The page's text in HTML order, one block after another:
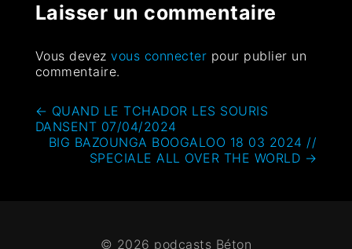
Laisser un commentaire
Vous devezvous connecter pour publier un
commentaire.
← QUAND LE TCHADOR LES SOURIS
DANSENT 07/04/2024
BIG BAZOUNGA BOOGALOO 18 03 2024 //
SPECIALE ALL OVER THE WORLD →
© 2026 podcasts Béton